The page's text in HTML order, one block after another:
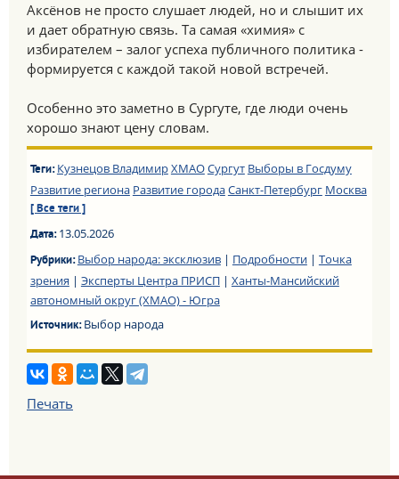
Аксёнов не просто слушает людей, но и слышит их
и дает обратную связь. Та самая «химия» с
избирателем – залог успеха публичного политика -
формируется с каждой такой новой встречей.
Особенно это заметно в Сургуте, где люди очень
хорошо знают цену словам.
Теги: Кузнецов ВладимирХМАОСургут Выборы в Госдуму
Развитие региона Развитие городаСанкт-Петербург Москва
[ Все теги ]
Дата:13.05.2026
Рубрики:Выбор народа: эксклюзив| Подробности| Точка
зрения | Эксперты Центра ПРИСП| Ханты-Мансийский
автономный округ (ХМАО) - Югра
Источник:Выбор народа
Печать